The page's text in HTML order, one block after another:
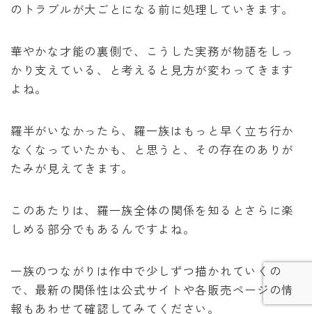
Follow Me
のトラブルが大ごとになる前に処理していきます。
華やかな才能の裏側で、こうした実務が物語をしっ
かり支えている、と考えると見方が変わってきます
よね。
羅半がいなかったら、羅一族はもっと早く立ち行か
なくなっていたかも、と思うと、その存在のありが
たみが見えてきます。
このあたりは、羅一族全体の関係を知るとさらに楽
しめる部分でもあるんですよね。
一族のつながりは作中で少しずつ描かれていくの
で、最新の関係性は公式サイトや各販売ページの情
報もあわせて確認してみてください。